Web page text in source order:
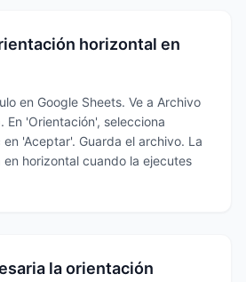
horizontal en
en Google Sheets. Ve a Archivo
En 'Orientación', selecciona
'Aceptar'. Guarda el archivo. La
horizontal cuando la ejecutes
la orientación